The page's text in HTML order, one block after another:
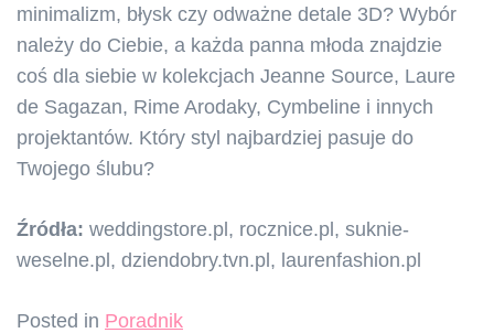
minimalizm, błysk czy odważne detale 3D? Wybór
należy do Ciebie, a każda panna młoda znajdzie
coś dla siebie w kolekcjach Jeanne Source, Laure
de Sagazan, Rime Arodaky, Cymbeline i innych
projektantów. Który styl najbardziej pasuje do
Twojego ślubu?
Źródła: weddingstore.pl, rocznice.pl, suknie-
weselne.pl, dziendobry.tvn.pl, laurenfashion.pl
Posted in Poradnik